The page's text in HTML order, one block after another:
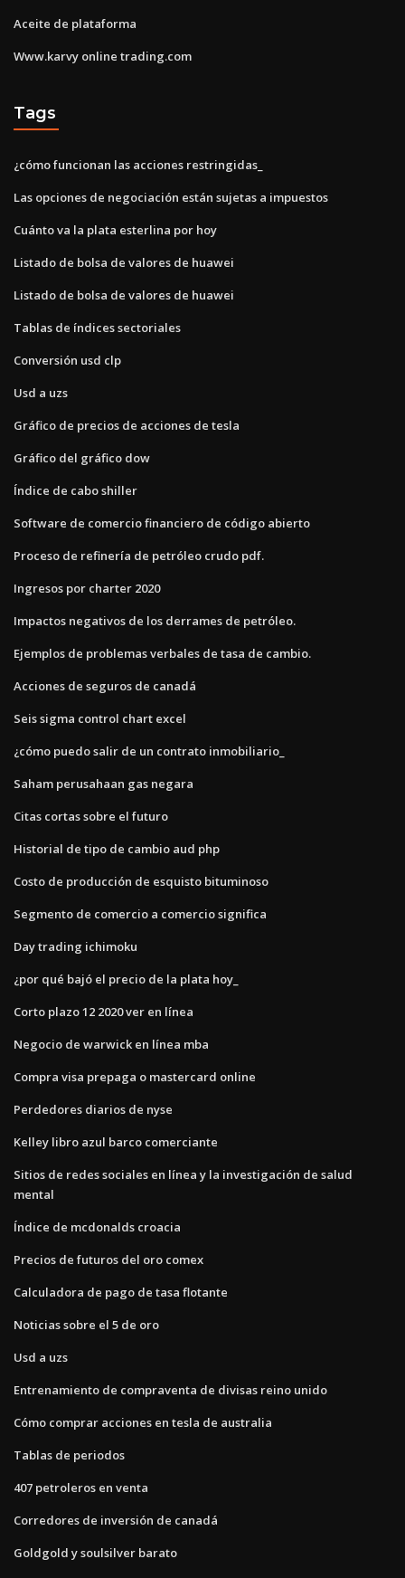
Aceite de plataforma
Www.karvy online trading.com
Tags
¿cómo funcionan las acciones restringidas_
Las opciones de negociación están sujetas a impuestos
Cuánto va la plata esterlina por hoy
Listado de bolsa de valores de huawei
Listado de bolsa de valores de huawei
Tablas de índices sectoriales
Conversión usd clp
Usd a uzs
Gráfico de precios de acciones de tesla
Gráfico del gráfico dow
Índice de cabo shiller
Software de comercio financiero de código abierto
Proceso de refinería de petróleo crudo pdf.
Ingresos por charter 2020
Impactos negativos de los derrames de petróleo.
Ejemplos de problemas verbales de tasa de cambio.
Acciones de seguros de canadá
Seis sigma control chart excel
¿cómo puedo salir de un contrato inmobiliario_
Saham perusahaan gas negara
Citas cortas sobre el futuro
Historial de tipo de cambio aud php
Costo de producción de esquisto bituminoso
Segmento de comercio a comercio significa
Day trading ichimoku
¿por qué bajó el precio de la plata hoy_
Corto plazo 12 2020 ver en línea
Negocio de warwick en línea mba
Compra visa prepaga o mastercard online
Perdedores diarios de nyse
Kelley libro azul barco comerciante
Sitios de redes sociales en línea y la investigación de salud
mental
Índice de mcdonalds croacia
Precios de futuros del oro comex
Calculadora de pago de tasa flotante
Noticias sobre el 5 de oro
Usd a uzs
Entrenamiento de compraventa de divisas reino unido
Cómo comprar acciones en tesla de australia
Tablas de periodos
407 petroleros en venta
Corredores de inversión de canadá
Goldgold y soulsilver barato